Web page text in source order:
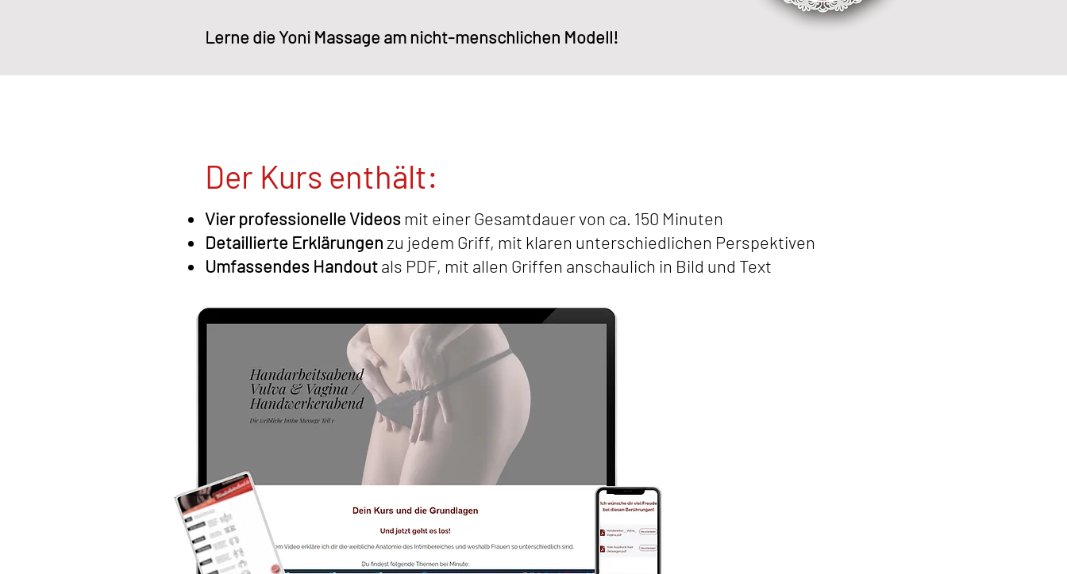
Lerne die Yoni Massage am nicht-menschlichen Modell!
Der Kurs enthält:
Vier professionelle Videosmit einer Gesamtdauer von ca. 150 Minuten
Detaillierte Erklärungenzu jedem Griff, mit klaren unterschiedlichen Perspektiven
Umfassendes Handoutals PDF, mit allen Griffen anschaulich in Bild und Text